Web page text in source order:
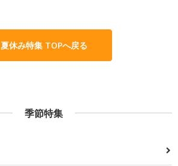
夏休み特集 TOPへ戻る
季節特集